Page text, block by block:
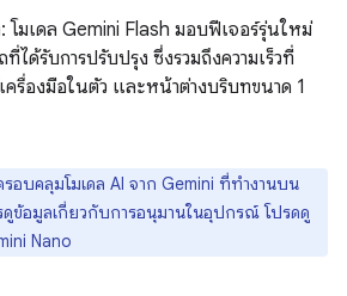
: โมเดล Gemini Flash มอบฟีเจอร์รุ่นใหม่
ที่ได้รับการปรับปรุง ซึ่งรวมถึงความเร็วที่
ครื่องมือในตัว และหน้าต่างบริบทขนาด 1
รอบคลุมโมเดล AI จาก Gemini ที่ทำงานบน
ข้อมูลเกี่ยวกับการอนุมานในอุปกรณ์ โปรดดู
Nano